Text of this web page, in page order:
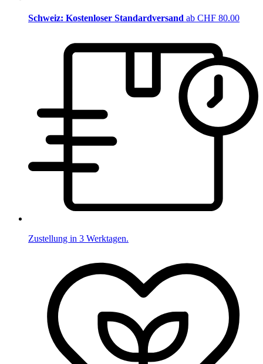
Schweiz: Kostenloser Standardversand ab CHF 80.00
Zustellung in 3 Werktagen.